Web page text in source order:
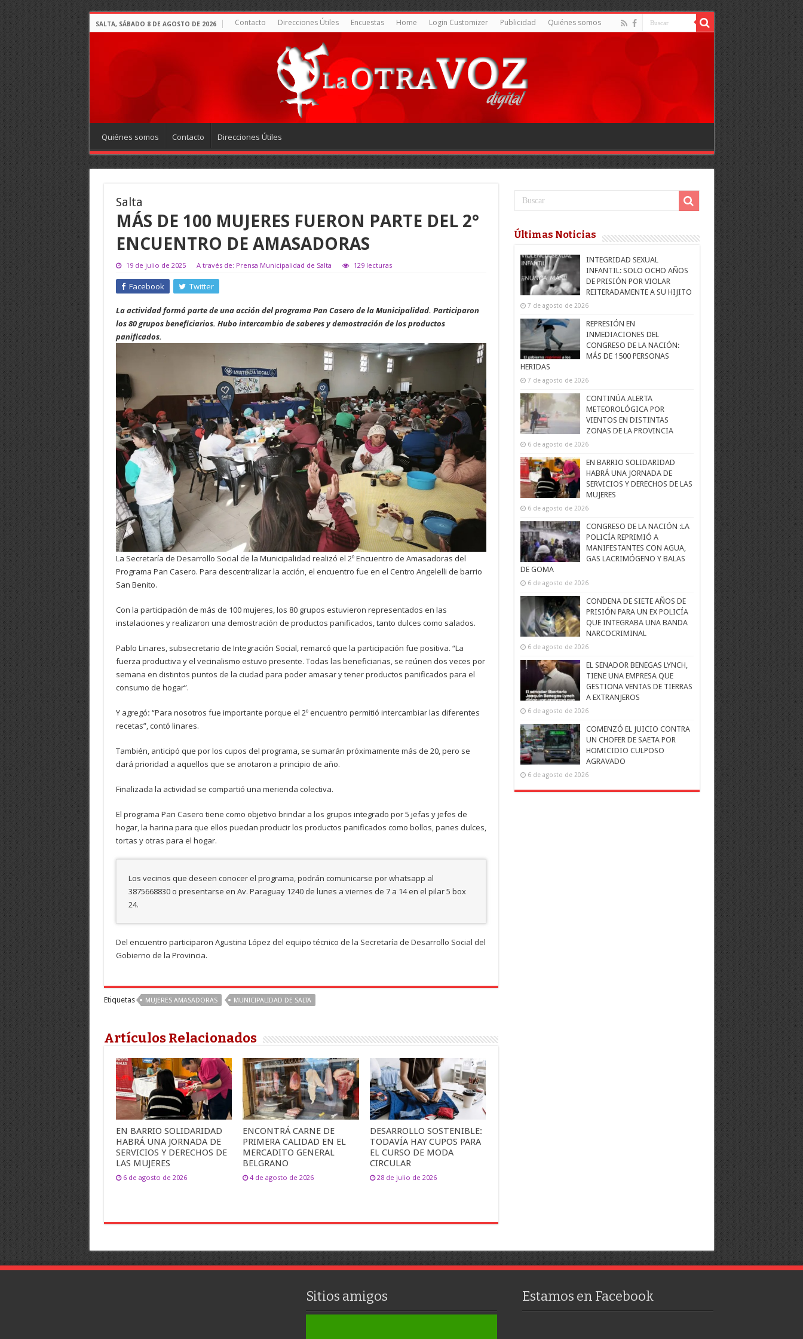
SALTA, SÁBADO 8 DE AGOSTO DE 2026 Contacto Direcciones Útiles Encuestas Home Login Customizer Publicidad Quiénes somos
Quiénes somos Contacto Direcciones Útiles
Salta
MÁS DE 100 MUJERES FUERON PARTE DEL 2°
ENCUENTRO DE AMASADORAS
19 de julio de 2025 A través de: Prensa Municipalidad de Salta 129 lecturas
Facebook Twitter
La actividad formó parte de una acción del programa Pan Casero de la Municipalidad. Participaron
los 80 grupos beneficiarios. Hubo intercambio de saberes y demostración de los productos
panificados.
La Secretaría de Desarrollo Social de la Municipalidad realizó el 2º Encuentro de Amasadoras del
Programa Pan Casero. Para descentralizar la acción, el encuentro fue en el Centro Angelelli de barrio
San Benito.
Con la participación de más de 100 mujeres, los 80 grupos estuvieron representados en las
instalaciones y realizaron una demostración de productos panificados, tanto dulces como salados.
Pablo Linares, subsecretario de Integración Social, remarcó que la participación fue positiva. “La
fuerza productiva y el vecinalismo estuvo presente. Todas las beneficiarias, se reúnen dos veces por
semana en distintos puntos de la ciudad para poder amasar y tener productos panificados para el
consumo de hogar”.
Y agregó: “Para nosotros fue importante porque el 2º encuentro permitió intercambiar las diferentes
recetas”, contó linares.
También, anticipó que por los cupos del programa, se sumarán próximamente más de 20, pero se
dará prioridad a aquellos que se anotaron a principio de año.
Finalizada la actividad se compartió una merienda colectiva.
El programa Pan Casero tiene como objetivo brindar a los grupos integrado por 5 jefas y jefes de
hogar, la harina para que ellos puedan producir los productos panificados como bollos, panes dulces,
tortas y otras para el hogar.
Los vecinos que deseen conocer el programa, podrán comunicarse por whatsapp al
3875668830 o presentarse en Av. Paraguay 1240 de lunes a viernes de 7 a 14 en el pilar 5 box
24.
Del encuentro participaron Agustina López del equipo técnico de la Secretaría de Desarrollo Social del
Gobierno de la Provincia.
Etiquetas MUJERES AMASADORAS MUNICIPALIDAD DE SALTA
Artículos Relacionados
EN BARRIO SOLIDARIDAD
HABRÁ UNA JORNADA DE
SERVICIOS Y DERECHOS DE
LAS MUJERES
6 de agosto de 2026
ENCONTRÁ CARNE DE
PRIMERA CALIDAD EN EL
MERCADITO GENERAL
BELGRANO
4 de agosto de 2026
DESARROLLO SOSTENIBLE:
TODAVÍA HAY CUPOS PARA
EL CURSO DE MODA
CIRCULAR
28 de julio de 2026
Últimas Noticias
INTEGRIDAD SEXUAL
INFANTIL: SOLO OCHO AÑOS
DE PRISIÓN POR VIOLAR
REITERADAMENTE A SU HIJITO
7 de agosto de 2026
REPRESIÓN EN
INMEDIACIONES DEL
CONGRESO DE LA NACIÓN:
MÁS DE 1500 PERSONAS
HERIDAS
7 de agosto de 2026
CONTINÚA ALERTA
METEOROLÓGICA POR
VIENTOS EN DISTINTAS
ZONAS DE LA PROVINCIA
6 de agosto de 2026
EN BARRIO SOLIDARIDAD
HABRÁ UNA JORNADA DE
SERVICIOS Y DERECHOS DE LAS
MUJERES
6 de agosto de 2026
CONGRESO DE LA NACIÓN :LA
POLICÍA REPRIMIÓ A
MANIFESTANTES CON AGUA,
GAS LACRIMÓGENO Y BALAS
DE GOMA
6 de agosto de 2026
CONDENA DE SIETE AÑOS DE
PRISIÓN PARA UN EX POLICÍA
QUE INTEGRABA UNA BANDA
NARCOCRIMINAL
6 de agosto de 2026
EL SENADOR BENEGAS LYNCH,
TIENE UNA EMPRESA QUE
GESTIONA VENTAS DE TIERRAS
A EXTRANJEROS
6 de agosto de 2026
COMENZÓ EL JUICIO CONTRA
UN CHOFER DE SAETA POR
HOMICIDIO CULPOSO
AGRAVADO
6 de agosto de 2026
Sitios amigos Estamos en Facebook